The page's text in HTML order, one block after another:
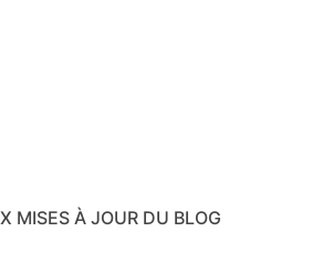
MISES À JOUR DU BLOG